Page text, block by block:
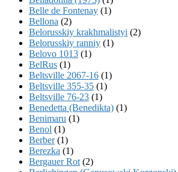
Belle de Fontenay (1)
Bellona (2)
Belorusskiy krakhmalistyi (2)
Belorusskiy ranniy (1)
Belovo 1013 (1)
BelRus (1)
Beltsville 2067-16 (1)
Beltsville 355-35 (1)
Beltsville 76-23 (1)
Benedetta (Benedikta) (1)
Benimaru (1)
Benol (1)
Berber(1)
Berezka (1)
Bergauer Rot (2)